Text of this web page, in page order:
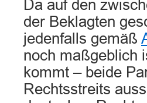
Da auf den
der Beklagten
jedenfalls gemäß
noch maßgeblich
kommt – beide
Rechtsstreits